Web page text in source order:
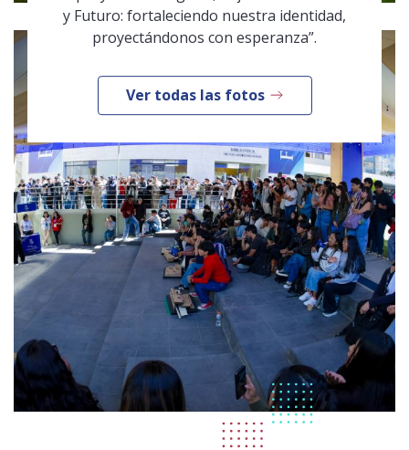
y Futuro: fortaleciendo nuestra identidad,
proyectándonos con esperanza”.
Ver todas las fotos